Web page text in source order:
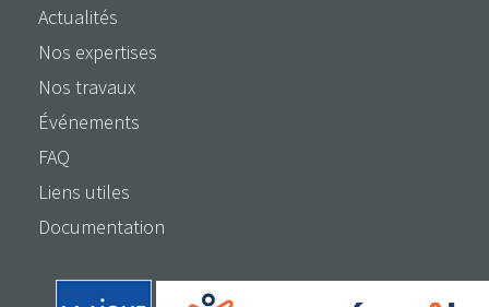
Actualités
Nos expertises
Nos travaux
Événements
FAQ
Liens utiles
Documentation